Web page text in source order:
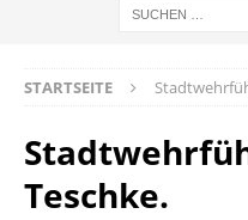
STARTSEITE
Teschke.